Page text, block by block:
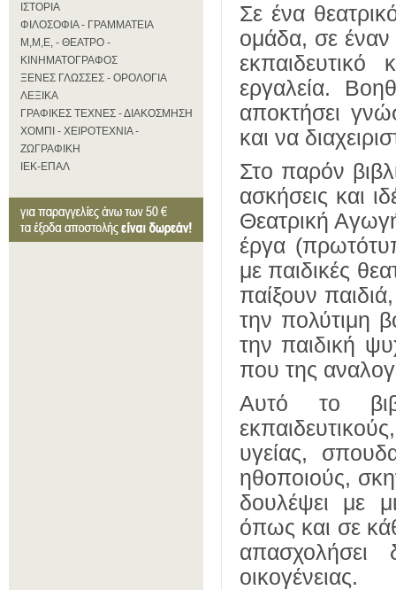
ΙΣΤΟΡΙΑ
ΦΙΛΟΣΟΦΙΑ - ΓΡΑΜΜΑΤΕΙΑ
Μ,Μ,Ε, - ΘΕΑΤΡΟ -
ΚΙΝΗΜΑΤΟΓΡΑΦΟΣ
ΞΕΝΕΣ ΓΛΩΣΣΕΣ - ΟΡΟΛΟΓΙΑ
ΛΕΞΙΚΑ
ΓΡΑΦΙΚΕΣ ΤΕΧΝΕΣ - ΔΙΑΚΟΣΜΗΣΗ
ΧΟΜΠΙ - ΧΕΙΡΟΤΕΧΝΙΑ -
ΖΩΓΡΑΦΙΚΗ
ΙΕΚ-ΕΠΑΛ
Σε ένα
ομάδα, σε έναν
εργαλεία.
αποκτήσει
και να
Στο παρόν
ασκήσεις και
Θεατρική
έργα
με παιδικές
παίξουν
την πολύτιμη
την παιδική
που της
Αυτό το
υγείας,
ηθοποιούς,
δουλέψει με
όπως και σε
απασχολήσει
οικογένειας.